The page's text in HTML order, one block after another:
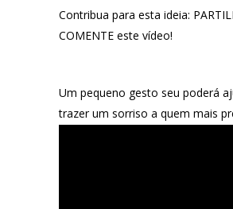
Contribua para esta ideia:
COMENTE este vídeo!
Um pequeno gesto seu poderá
trazer um sorriso a quem mais